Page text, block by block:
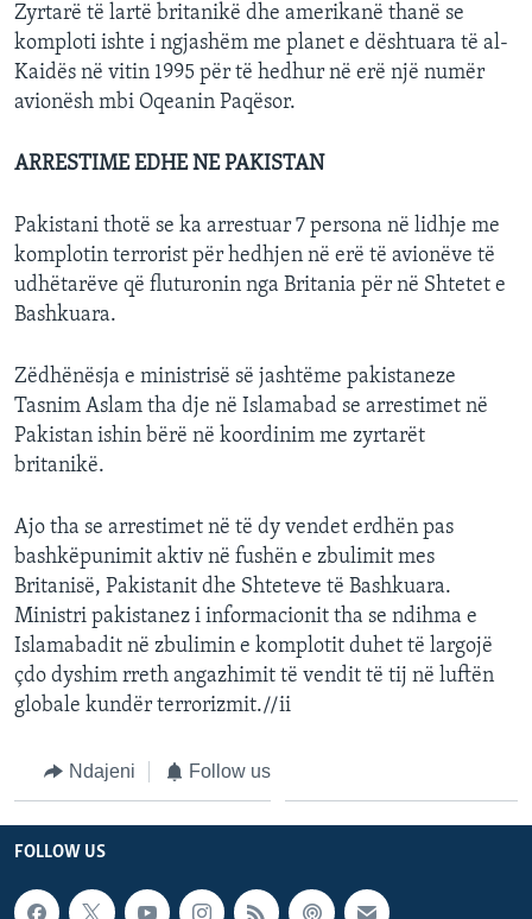
Zyrtarë të lartë britanikë dhe amerikanë thanë se
komploti ishte i ngjashëm me planet e dështuara të al-
Kaidës në vitin 1995 për të hedhur në erë një numër
avionësh mbi Oqeanin Paqësor.
ARRESTIME EDHE NE PAKISTAN
Pakistani thotë se ka arrestuar 7 persona në lidhje me
komplotin terrorist për hedhjen në erë të avionëve të
udhëtarëve që fluturonin nga Britania për në Shtetet e
Bashkuara.
Zëdhënësja e ministrisë së jashtëme pakistaneze
Tasnim Aslam tha dje në Islamabad se arrestimet në
Pakistan ishin bërë në koordinim me zyrtarët
britanikë.
Ajo tha se arrestimet në të dy vendet erdhën pas
bashkëpunimit aktiv në fushën e zbulimit mes
Britanisë, Pakistanit dhe Shteteve të Bashkuara.
Ministri pakistanez i informacionit tha se ndihma e
Islamabadit në zbulimin e komplotit duhet të largojë
çdo dyshim rreth angazhimit të vendit të tij në luftën
globale kundër terrorizmit.//ii
Ndajeni Follow us
FOLLOW US